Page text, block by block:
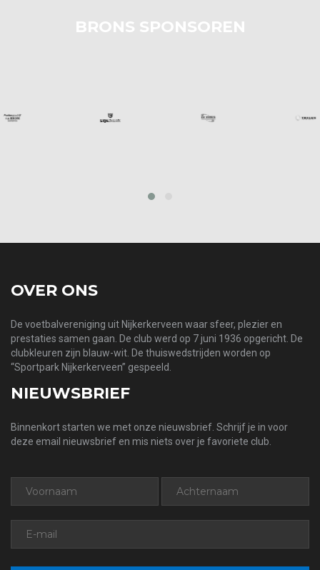
BRONS SPONSOREN
‹
OVER ONS
De voetbalvereniging uit Nijkerkerveen waar sfeer, plezier en
prestaties samen gaan. De club werd op 7 juni 1936 opgericht. De
clubkleuren zijn blauw-wit. De thuiswedstrijden worden op
“Sportpark Nijkerkerveen” gespeeld.
NIEUWSBRIEF
Binnenkort starten we met onze nieuwsbrief. Schrijf je in voor
deze email nieuwsbrief en mis niets over je favoriete club.